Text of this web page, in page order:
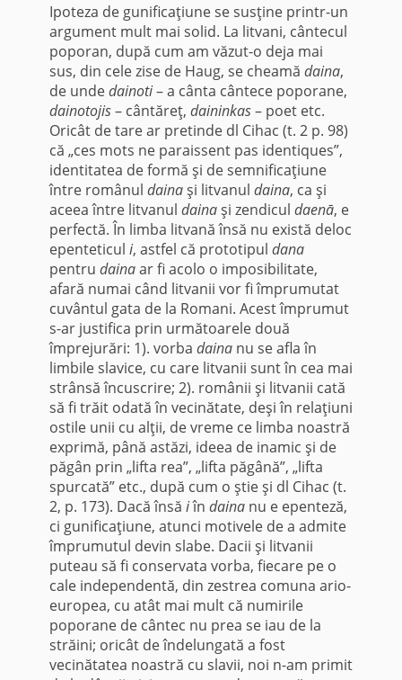
Ipoteza de gunificaţiune se susţine printr-un
ar­gument mult mai solid. La litvani, cântecul
poporan, după cum am văzut-o deja mai
sus, din cele zise de Haug, se cheamă daina,
de undedainoti– a cânta cântece poporane,
dainotojis– cântăreţ, daininkas– poet etc.
Oricât de tare ar pretinde dl Cihac (t. 2 p. 98)
că „ces mots ne paraissent pas identiques”,
identitatea de formă şi de semnificaţiune
între românul dainaşi litvanul daina, ca şi
aceea între litvanul dainaşi zendicul daenā, e
perfectă. În limba litvană însă nu există deloc
epenteticul i, astfel că prototipul dana
pentru dainaar fi acolo o imposibili­tate,
afară numai când litvanii vor fi împrumutat
cu­vântul gata de la Romani. Acest împrumut
s-ar jus­tifica prin următoarele două
împrejurări: 1). vorba dainanu se afla în
limbile slavice, cu care litvanii sunt în cea mai
strânsă încuscrire; 2). românii şi litvanii cată
să fi trăit odată în vecinătate, deşi în relaţiuni
ostile unii cu alţii, de vreme ce limba noastră
exprimă, până astăzi, ideea de inamic şi de
păgân prin „lifta rea”, „lifta pă­gână”, „lifta
spurcată” etc., după cum o ştie şi dl Cihac (t.
2, p. 173). Dacă însă iîn dainanu e epenteză,
ci gunificaţiune, atunci motivele de a admite
împrumutul devin slabe. Dacii şi litvanii
puteau să fi conservata vorba, fiecare pe o
cale independentă, din zestrea co­muna ario-
europea, cu atât mai mult că numirile
poporane de cântec nu prea se iau de la
străini; oricât de îndelungată a fost
vecinătatea noastră cu slavii, noi n-am primit